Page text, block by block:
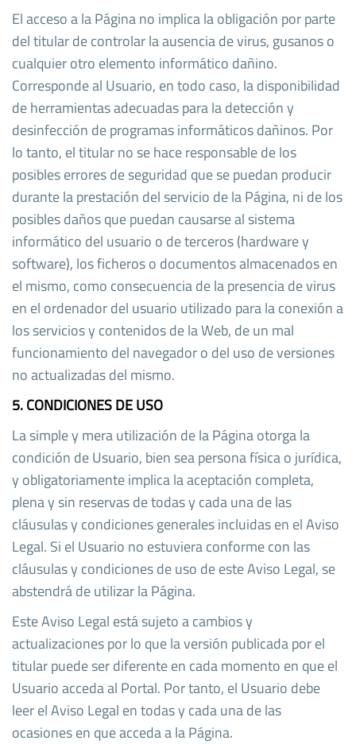
El acceso a la Página no implica la obligación por parte
del titular de controlar la ausencia de virus, gusanos o
cualquier otro elemento informático dañino.
Corresponde al Usuario, en todo caso, la disponibilidad
de herramientas adecuadas para la detección y
desinfección de programas informáticos dañinos. Por
lo tanto, el titular no se hace responsable de los
posibles errores de seguridad que se puedan producir
durante la prestación del servicio de la Página, ni de los
posibles daños que puedan causarse al sistema
informático del usuario o de terceros (hardware y
software), los ficheros o documentos almacenados en
el mismo, como consecuencia de la presencia de virus
en el ordenador del usuario utilizado para la conexión a
los servicios y contenidos de la Web, de un mal
funcionamiento del navegador o del uso de versiones
no actualizadas del mismo.
5. CONDICIONES DE USO
La simple y mera utilización de la Página otorga la
condición de Usuario, bien sea persona física o jurídica,
y obligatoriamente implica la aceptación completa,
plena y sin reservas de todas y cada una de las
cláusulas y condiciones generales incluidas en el Aviso
Legal. Si el Usuario no estuviera conforme con las
cláusulas y condiciones de uso de este Aviso Legal, se
abstendrá de utilizar la Página.
Este Aviso Legal está sujeto a cambios y
actualizaciones por lo que la versión publicada por el
titular puede ser diferente en cada momento en que el
Usuario acceda al Portal. Por tanto, el Usuario debe
leer el Aviso Legal en todas y cada una de las
ocasiones en que acceda a la Página.